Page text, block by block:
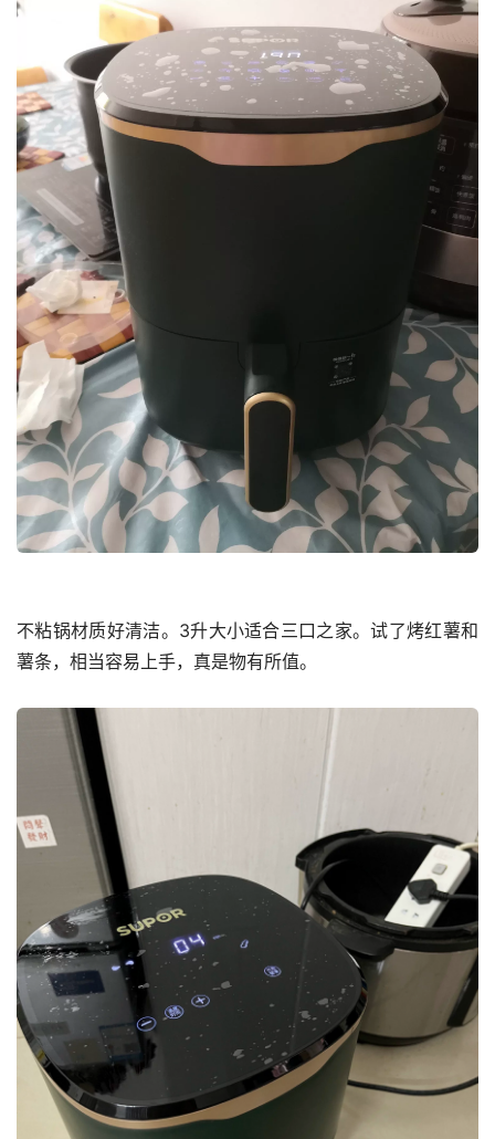
不粘锅材质好清洁。3升大小适合三口之家。试了烤红薯和
薯条，相当容易上手，真是物有所值。